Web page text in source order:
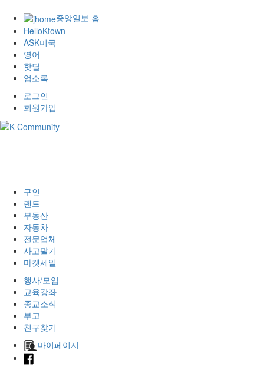
중앙일보 홈
HelloKtown
ASK미국
영어
핫딜
업소록
로그인
회원가입
구인
렌트
부동산
자동차
전문업체
사고팔기
마켓세일
행사/모임
교육강좌
종교소식
부고
친구찾기
마이페이지